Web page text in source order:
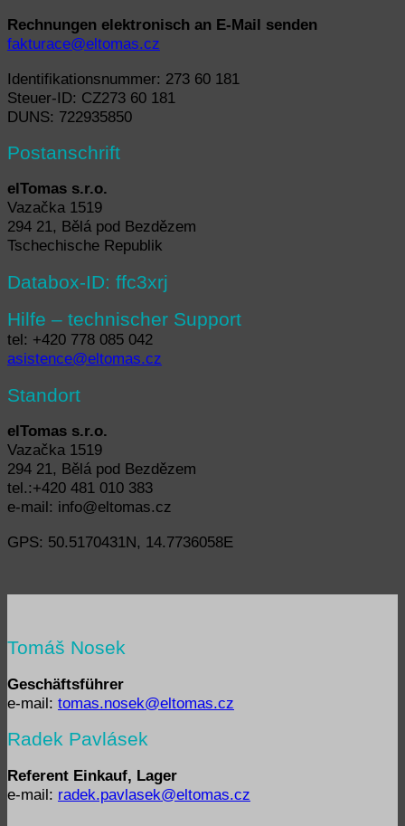
Rechnungen elektronisch an E-Mail senden
fakturace@eltomas.cz
Identifikationsnummer: 273 60 181
Steuer-ID: CZ273 60 181
DUNS: 722935850
Postanschrift
elTomas s.r.o.
Vazačka 1519
294 21, Bělá pod Bezdězem
Tschechische Republik
Databox-ID: ffc3xrj
Hilfe – technischer Support
tel: +420 778 085 042
asistence@eltomas.cz
Standort
elTomas s.r.o.
Vazačka 1519
294 21, Bělá pod Bezdězem
tel.:+420 481 010 383
e-mail: info@eltomas.cz
GPS: 50.5170431N, 14.7736058E
Tomáš Nosek
Geschäftsführer
e-mail: tomas.nosek@eltomas.cz
Radek Pavlásek
Referent Einkauf, Lager
e-mail: radek.pavlasek@eltomas.cz